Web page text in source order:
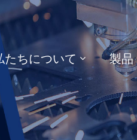
たちについて 製品